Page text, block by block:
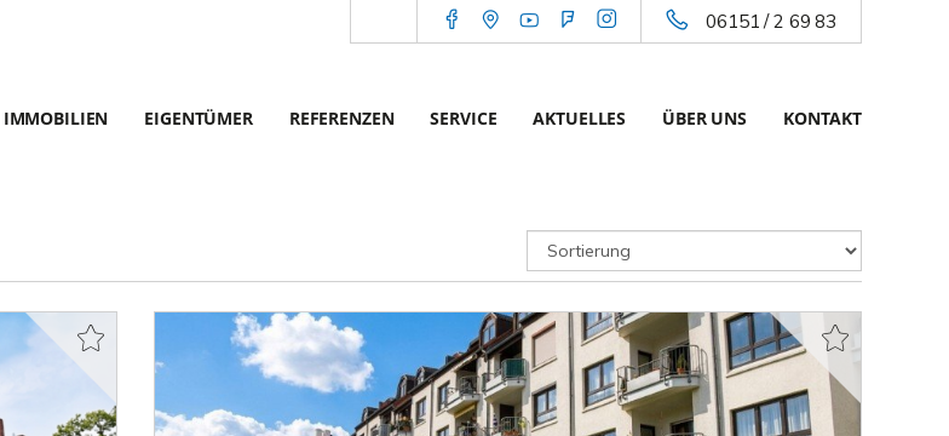
06151 / 2 69 83
IMMOBILIEN EIGENTÜMER REFERENZEN SERVICE AKTUELLES ÜBER UNS KONTAKT